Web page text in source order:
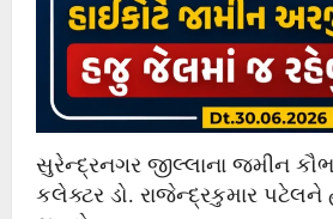
સુરેન્દ્રનગર જીલ્લાના જમીન
કલેક્ટર ડો. રાજેન્દ્રકુમાર પટેલને